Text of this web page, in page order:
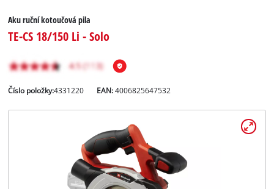
Aku ruční kotoučová pila
TE-CS 18/150 Li - Solo
Číslo položky:4331220 EAN:4006825647532